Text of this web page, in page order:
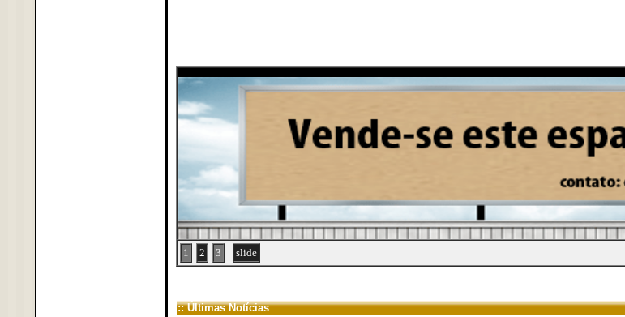
1 2 3 slide
:: Últimas Notícias